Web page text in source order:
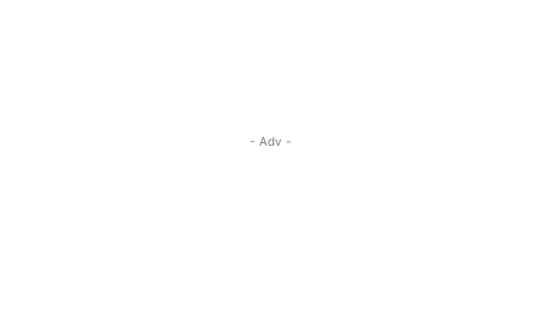
- Adv -